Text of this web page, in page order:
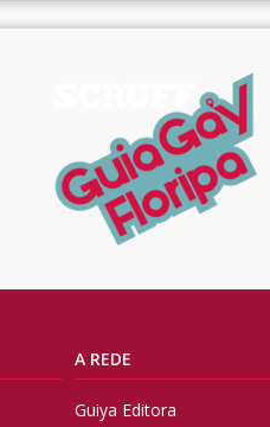
A REDE
Guiya Editora